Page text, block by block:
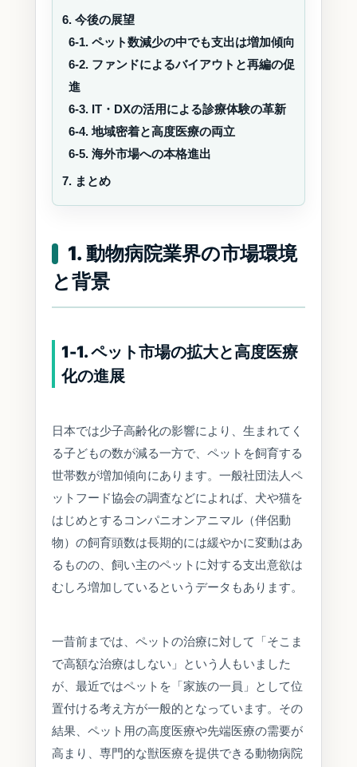
6. 今後の展望
6-1. ペット数減少の中でも支出は増加傾向
6-2. ファンドによるバイアウトと再編の促
進
6-3. IT・DXの活用による診療体験の革新
6-4. 地域密着と高度医療の両立
6-5. 海外市場への本格進出
7. まとめ
1. 動物病院業界の市場環境
と背景
1-1. ペット市場の拡大と高度医療
化の進展
日本では少子高齢化の影響により、生まれてく
る子どもの数が減る一方で、ペットを飼育する
世帯数が増加傾向にあります。一般社団法人ペ
ットフード協会の調査などによれば、犬や猫を
はじめとするコンパニオンアニマル（伴侶動
物）の飼育頭数は長期的には緩やかに変動はあ
るものの、飼い主のペットに対する支出意欲は
むしろ増加しているというデータもあります。
一昔前までは、ペットの治療に対して「そこま
で高額な治療はしない」という人もいました
が、最近ではペットを「家族の一員」として位
置付ける考え方が一般的となっています。その
結果、ペット用の高度医療や先端医療の需要が
高まり、専門的な獣医療を提供できる動物病院